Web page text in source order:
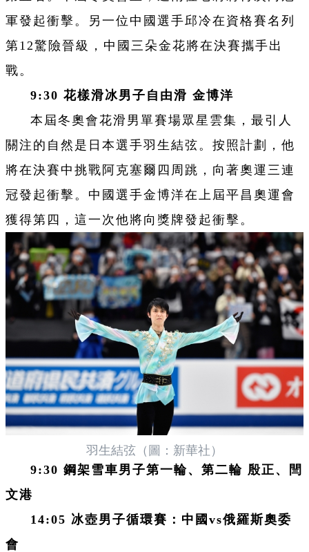
軍發起衝擊。另一位中國選手邱冷在資格賽名列
第12驚險晉級，中國三朵金花將在決賽攜手出
戰。
9:30 花樣滑冰男子自由滑 金博洋
本屆冬奧會花滑男單賽場眾星雲集，最引人
關注的自然是日本選手羽生結弦。按照計劃，他
將在決賽中挑戰阿克塞爾四周跳，向著奧運三連
冠發起衝擊。中國選手金博洋在上屆平昌奧運會
獲得第四，這一次他將向獎牌發起衝擊。
羽生結弦（圖：新華社）
9:30 鋼架雪車男子第一輪、第二輪 殷正、閆
文港
14:05 冰壺男子循環賽：中國vs俄羅斯奧委
會